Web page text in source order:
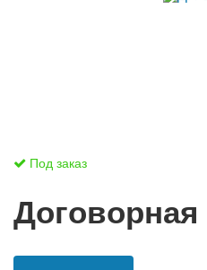
Под заказ
Договорная